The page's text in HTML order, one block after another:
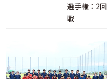
選手権：2回
戦